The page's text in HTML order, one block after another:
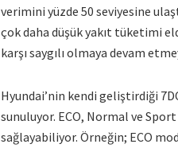
verimini yüzde 50 seviyesine
çok daha düşük yakıt tüketimi
karşı saygılı olmaya devam
Hyundai’nin kendi geliştirdiği
sunuluyor. ECO, Normal ve
sağlayabiliyor. Örneğin; ECO